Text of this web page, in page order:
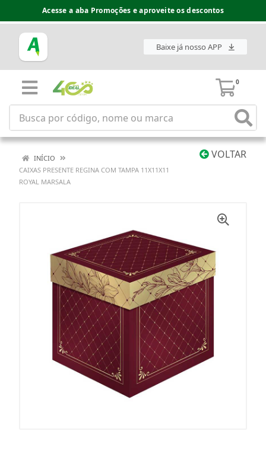
Acesse a aba Promoções e aproveite os descontos
Baixe já nosso APP
0
VOLTAR
INÍCIO
CAIXAS PRESENTE REGINA COM TAMPA 11X11X11
ROYAL MARSALA